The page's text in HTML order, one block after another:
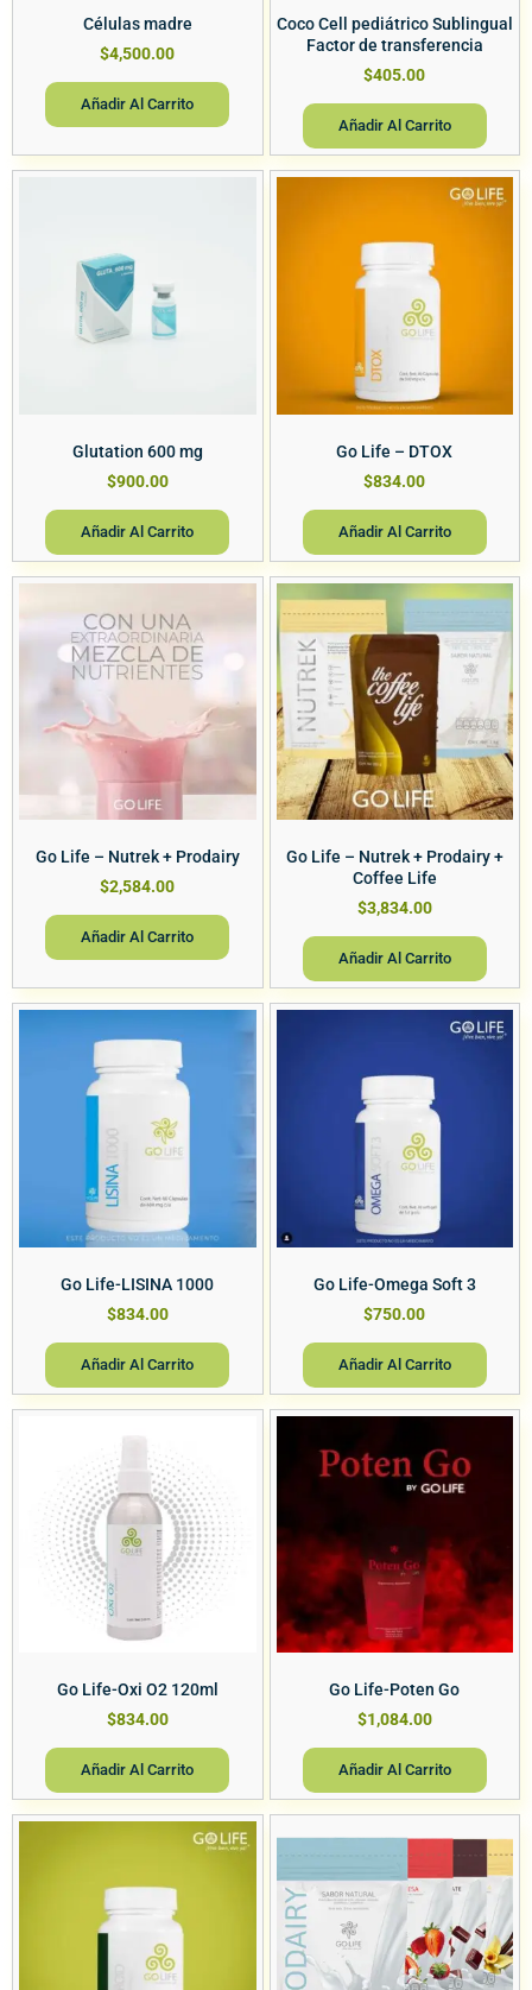
Células madre
$4,500.00
Añadir Al Carrito
Coco Cell pediátrico Sublingual
Factor de transferencia
$405.00
Añadir Al Carrito
Glutation 600 mg
$900.00
Añadir Al Carrito
Go Life – DTOX
$834.00
Añadir Al Carrito
Go Life – Nutrek + Prodairy
$2,584.00
Añadir Al Carrito
Go Life – Nutrek + Prodairy +
Coffee Life
$3,834.00
Añadir Al Carrito
Go Life-LISINA 1000
$834.00
Añadir Al Carrito
Go Life-Omega Soft 3
$750.00
Añadir Al Carrito
Go Life-Oxi O2 120ml
$834.00
Añadir Al Carrito
Go Life-Poten Go
$1,084.00
Añadir Al Carrito